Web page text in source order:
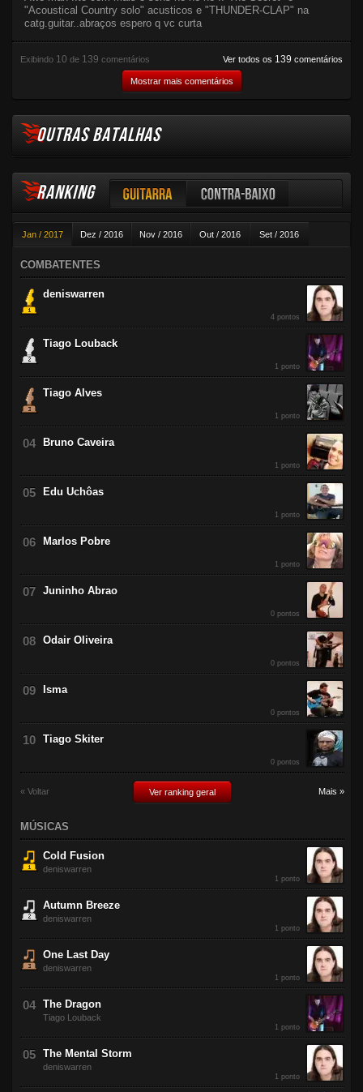
"Acoustical Country solo" acusticos e "THUNDER-CLAP" na
catg.guitar..abraços espero q vc curta
Exibindo 10 de 139 comentários
Mostrar mais comentários
Ver todos os 139 comentários
OUTRAS BATALHAS
RANKING
Jan / 2017 Dez / 2016 Nov / 2016 Out / 2016 Set / 2016
Ago / 2016 Jul / 2016
Guitarra Contra-baixo
COMBATENTES
deniswarren
4 pontos
Tiago Louback
1 ponto
Tiago Alves
1 ponto
Bruno Caveira
1 ponto
Edu Uchôas
1 ponto
Marlos Pobre
1 ponto
Juninho Abrao
0 pontos
Odair Oliveira
0 pontos
Isma
0 pontos
Tiago Skiter
0 pontos
« Voltar Ver ranking geral Mais »
MÚSICAS
Cold Fusion
deniswarren
1 ponto
Autumn Breeze
deniswarren
1 ponto
One Last Day
deniswarren
1 ponto
The Dragon
Tiago Louback
1 ponto
The Mental Storm
deniswarren
1 ponto